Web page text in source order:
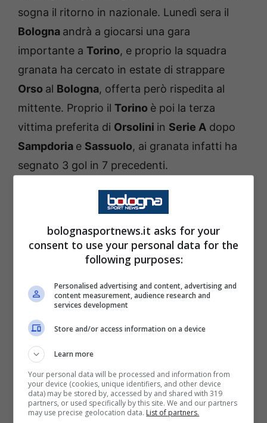
sogna il ritorno in nazionale. Lunedì sera il
Bologna andrà a giocarsi una gara
importante a Torino, e proprio la squadra
granata ha cercato in estate di strappare
Orso al Bologna, offerta però rispedita al
mittente. Proprio il Torino è poi la terza
vittima preferita di Orsolini in Serie A dopo
Sampdoria e Sassuolo, ai granata infatti ha
segnato 3 gol in 7 precedenti.
L’argomento più caldo aCasteldebole
con la fumata bianca che da tanto tempo
sembra ad un passo ma che ancora non è
scadenza del contratto nel 2024 da alla
nonostante ciò la sensazione è che si voglia
chiudere il prima possibile.
bolognasportnews.it asks for your
consent to use your personal data for the
following purposes:
Personalised advertising and content, advertising and
content measurement, audience research and
services development
Store and/or access information on a device
Learn more
Your personal data will be processed and information from
your device (cookies, unique identifiers, and other device
data) may be stored by, accessed by and shared with 319
partners, or used specifically by this site. We and our partners
may use precise geolocation data. List of partners.